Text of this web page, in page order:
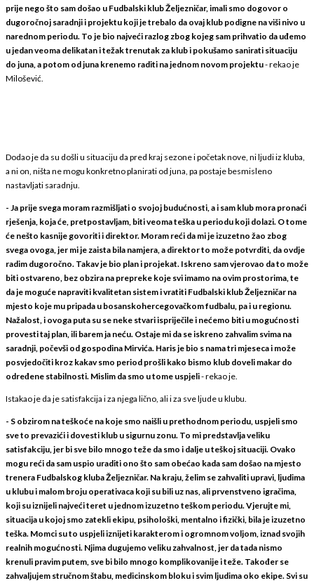
prije nego što sam došao u Fudbalski klub Željezničar, imali smo dogovor o
dugoročnoj saradnji i projektu koji je trebalo da ovaj klub podigne na viši nivo u
narednom periodu. To je bio najveći razlog zbog kojeg sam prihvatio da uđemo
u jedan veoma delikatan i težak trenutak za klub i pokušamo sanirati situaciju
do juna, a potom od juna krenemo raditi na jednom novom projektu- rekao je
Milošević.
Dodao je da su došli u situaciju da pred kraj sezone i početak nove, ni ljudi iz kluba,
a ni on, ništa ne mogu konkretno planirati od juna, pa postaje besmisleno
nastavljati saradnju.
- Ja prije svega moram razmišljati o svojoj budućnosti, a i sam klub mora pronaći
rješenja, koja će, pretpostavljam, biti veoma teška u periodu koji dolazi. O tome
će nešto kasnije govoriti i direktor. Moram reći da mi je izuzetno žao zbog
svega ovoga, jer mi je zaista bila namjera, a direktor to može potvrditi, da ovdje
radim dugoročno. Takav je bio plan i projekat. Iskreno sam vjerovao da to može
biti ostvareno, bez obzira na prepreke koje svi imamo na ovim prostorima, te
da je moguće napraviti kvalitetan sistem i vratiti Fudbalski klub Željezničar na
mjesto koje mu pripada u bosanskohercegovačkom fudbalu, pa i u regionu.
Nažalost, i ovoga puta su se neke stvari ispriječile i nećemo biti u mogućnosti
provesti taj plan, ili barem ja neću. Ostaje mi da se iskreno zahvalim svima na
saradnji, počevši od gospodina Mirvića. Haris je bio s nama tri mjeseca i može
posvjedočiti kroz kakav smo period prošli kako bismo klub doveli makar do
određene stabilnosti. Mislim da smo u tome uspjeli- rekao je.
Istakao je da je satisfakcija i za njega lično, ali i za sve ljude u klubu.
- S obzirom na teškoće na koje smo naišli u prethodnom periodu, uspjeli smo
sve to prevazići i dovesti klub u sigurnu zonu. To mi predstavlja veliku
satisfakciju, jer bi sve bilo mnogo teže da smo i dalje u teškoj situaciji. Ovako
mogu reći da sam uspio uraditi ono što sam obećao kada sam došao na mjesto
trenera Fudbalskog kluba Željezničar. Na kraju, želim se zahvaliti upravi, ljudima
u klubu i malom broju operativaca koji su bili uz nas, ali prvenstveno igračima,
koji su iznijeli najveći teret u jednom izuzetno teškom periodu. Vjerujte mi,
situacija u kojoj smo zatekli ekipu, psihološki, mentalno i fizički, bila je izuzetno
teška. Momci su to uspjeli iznijeti karakterom i ogromnom voljom, iznad svojih
realnih mogućnosti. Njima dugujemo veliku zahvalnost, jer da tada nismo
krenuli pravim putem, sve bi bilo mnogo komplikovanije i teže. Također se
zahvaljujem stručnom štabu, medicinskom bloku i svim ljudima oko ekipe. Svi su